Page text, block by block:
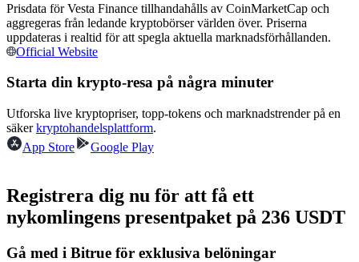
Kopiera Trading
Gå med de bästa handlarna
Bli en Copy Trader
Njut av vinstdelning och kopieringshandelsprovisioner
Prisdata för Vesta Finance tillhandahålls av CoinMarketCap och
aggregeras från ledande kryptobörser världen över. Priserna
uppdateras i realtid för att spegla aktuella marknadsförhållanden.
Official Website
Starta din krypto-resa på några minuter
Utforska live kryptopriser, topp-tokens och marknadstrender på en
säkerkryptohandelsplattform.
App Store
Google Play
Registrera dig nu för att få ett
nykomlingens presentpaket på 236 USDT
Gå med i Bitrue för exklusiva belöningar